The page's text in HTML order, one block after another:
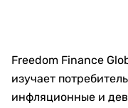
Freedom Finance
изучает
инфляционные и